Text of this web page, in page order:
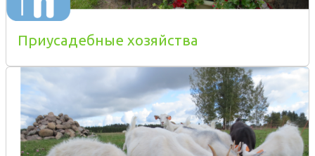
Приусадебные хозяйства